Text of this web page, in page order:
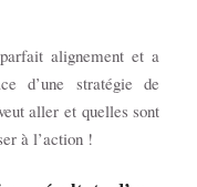
alignement et a
d’une stratégie de
aller et quelles sont
à l’action !